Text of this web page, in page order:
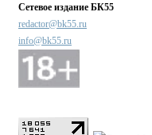
Сетевое издание БК55
redactor@bk55.ru
info@bk55.ru